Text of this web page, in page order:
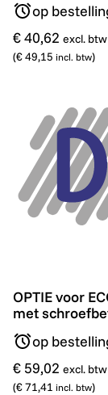
op
€ 40,62 excl. btw
(€ 49,15 incl. btw)
OPTIE voor
OPTIE voor
met
op
€ 59,02 excl. btw
(€ 71,41 incl. btw)